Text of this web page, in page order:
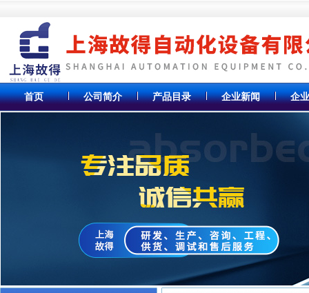
首页 公司简介 产品目录 企业新闻 企